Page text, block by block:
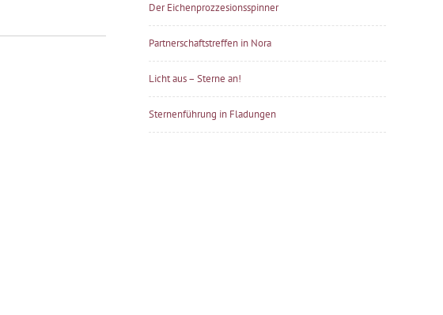
Der Eichenprozzesionsspinner
Partnerschaftstreffen in Nora
Licht aus – Sterne an!
Sternenführung in Fladungen